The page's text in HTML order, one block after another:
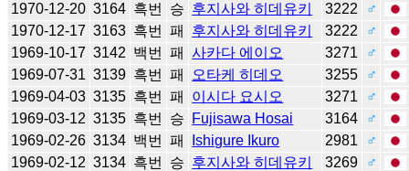
1970-12-20 3164 흑번 승 후지사와 히데유키 3222
♂
1970-12-17 3163 흑번 패 후지사와 히데유키 3222
♂
1969-10-17 3142 백번 패 사카다 에이오 3271
♂
1969-07-31 3139 흑번 패 오타케 히데오 3255
♂
1969-04-03 3135 흑번 패 이시다 요시오 3271
♂
1969-03-12 3135 흑번 승 Fujisawa Hosai 3164
♂
1969-02-26 3134 백번 패 Ishigure Ikuro 2981
♂
1969-02-12 3134 흑번 승 후지사와 히데유키 3269
♂